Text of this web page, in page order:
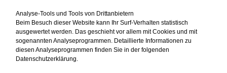
Analyse-Tools und Tools von Drittanbietern
Beim Besuch dieser Website kann Ihr Surf-Verhalten statistisch
ausgewertet werden. Das geschieht vor allem mit Cookies und mit
sogenannten Analyseprogrammen. Detaillierte Informationen zu
diesen Analyseprogrammen finden Sie in der folgenden
Datenschutzerklärung.